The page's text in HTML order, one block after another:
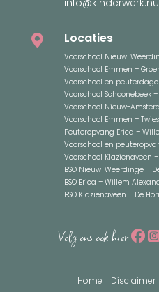
 Locaties
Voorschool Nieuw-
Voorschool Emmen –
Voorschool en
Voorschool Schoonebeek
Voorschool Nieuw-
Voorschool Emmen –
Peuteropvang Erica –
Voorschool en
Voorschool Klazienaveen
BSO Nieuw-Weerdinge –
BSO Erica – Willem
BSO Klazienaveen – De
Volg ons ook hier
Home Disclaimer